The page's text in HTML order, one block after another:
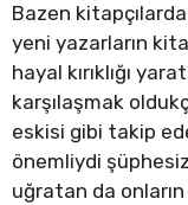
Bazen
yeni yazarların
hayal kırıklığı
karşılaşmak
eskisi gibi takip
önemliydi
uğratan da